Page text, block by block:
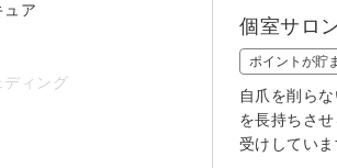
個室サロ
ポイントが貯
自爪を削ら
を長持ちさ
受けしていま
ュア
ディング